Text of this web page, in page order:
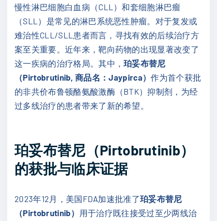
慢性淋巴细胞白血病（CLL）和套细胞淋巴瘤
（SLL）是常见的淋巴系统恶性肿瘤。对于复发或
难治性CLL/SLL患者而言，寻找有效的后续治疗方
案至关重要。近年来，靶向药物的出现显著改变了
这一疾病的治疗格局。其中，珀妥布替尼
（Pirtobrutinib, 商品名：Jaypirca）作为首个获批
的非共价布鲁顿酪氨酸激酶（BTK）抑制剂，为经
过多线治疗的患者带来了新的希望。
珀妥布替尼（Pirtobrutinib）
的获批与临床证据
2023年12月，美国FDA加速批准了珀妥布替尼
（Pirtobrutinib）
用于治疗既往接受过至少两线治